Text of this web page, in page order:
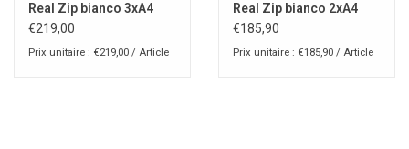
Real Zip bianco 3xA4
€219,00
Prix unitaire : €219,00 / Article
Real Zip bianco 2xA4
€185,90
Prix unitaire : €185,90 / Article